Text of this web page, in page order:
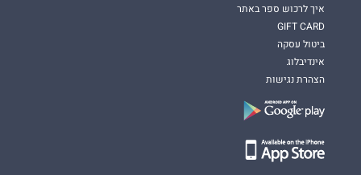
איך לרכוש ספר באתר
GIFT CARD
ביטול עסקה
אינדיבלוג
הצהרת נגישות